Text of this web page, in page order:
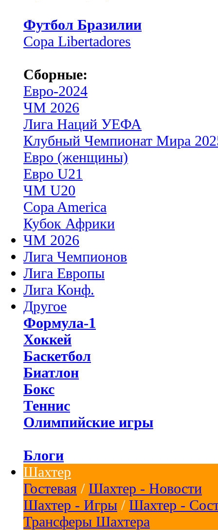
Футбол Бразилии
Copa Libertadores
Сборные:
Евро-2024
ЧМ 2026
Лига Наций УЕФА
Клубный Чемпионат Мира
Евро (женщины)
Евро U21
ЧМ U20
Copa America
Кубок Африки
ЧМ 2026
Лига Чемпионов
Лига Европы
Лига Конф.
Другое
Формула-1
Хоккей
Баскетбол
Биатлон
Бокс
Теннис
Олимпийские игры
Блоги
Шахтер
Гостевая / Шахтер - Новости
Шахтер - Игры / Шахтер -
Трансферы Шахтера